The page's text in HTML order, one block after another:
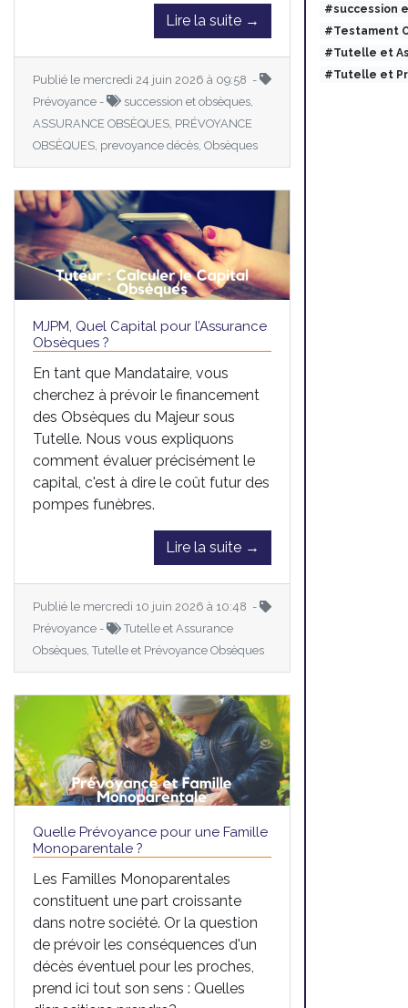
Lire la suite →
Publié le mercredi 24 juin 2026 à 09:58 -
Prévoyance -
succession et obsèques,
ASSURANCE OBSÈQUES, PRÉVOYANCE
OBSÈQUES, prevoyance décès, Obsèques
MJPM, Quel Capital pour l’Assurance
Obsèques ?
En tant que Mandataire, vous
cherchez à prévoir le financement
des Obsèques du Majeur sous
Tutelle. Nous vous expliquons
comment évaluer précisément le
capital, c'est à dire le coût futur des
pompes funèbres.
Lire la suite →
Publié le mercredi 10 juin 2026 à 10:48 -
Prévoyance -
Tutelle et Assurance
Obsèques, Tutelle et Prévoyance Obsèques
Quelle Prévoyance pour une Famille
Monoparentale ?
Les Familles Monoparentales
constituent une part croissante
dans notre société. Or la question
de prévoir les conséquences d'un
décès éventuel pour les proches,
prend ici tout son sens : Quelles
#succession
#Testament
#Tutelle et
#Tutelle et